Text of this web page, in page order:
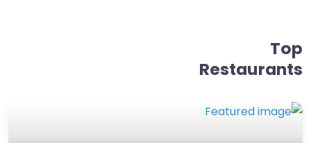
Top
Restaurants